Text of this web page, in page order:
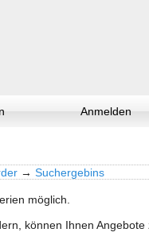
Anmelden
→ Suchergebins
möglich.
können Ihnen Angebote